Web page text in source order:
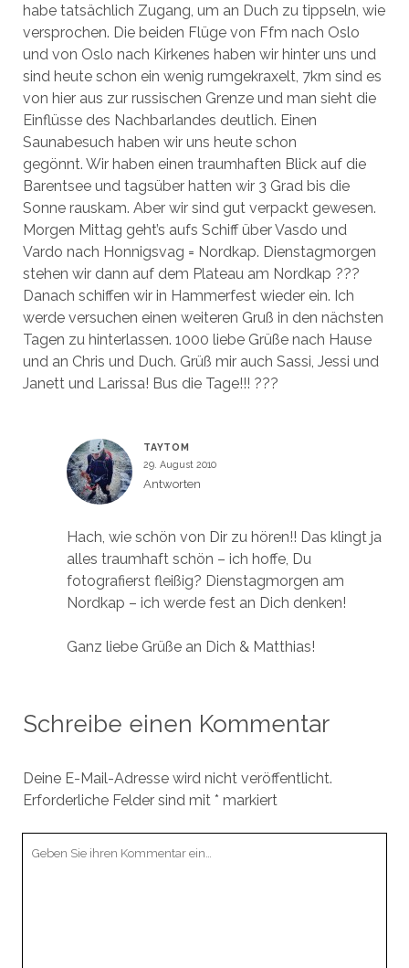
habe tatsächlich Zugang, um an Duch zu tippseln, wie
versprochen. Die beiden Flüge von Ffm nach Oslo
und von Oslo nach Kirkenes haben wir hinter uns und
sind heute schon ein wenig rumgekraxelt, 7km sind es
von hier aus zur russischen Grenze und man sieht die
Einflüsse des Nachbarlandes deutlich. Einen
Saunabesuch haben wir uns heute schon
gegönnt. Wir haben einen traumhaften Blick auf die
Barentsee und tagsüber hatten wir 3 Grad bis die
Sonne rauskam. Aber wir sind gut verpackt gewesen.
Morgen Mittag geht’s aufs Schiff über Vasdo und
Vardo nach Honnigsvag = Nordkap. Dienstagmorgen
stehen wir dann auf dem Plateau am Nordkap ???
Danach schiffen wir in Hammerfest wieder ein. Ich
werde versuchen einen weiteren Gruß in den nächsten
Tagen zu hinterlassen. 1000 liebe Grüße nach Hause
und an Chris und Duch. Grüß mir auch Sassi, Jessi und
Janett und Larissa! Bus die Tage!!! ???
TAYTOM
29. August 2010
Antworten
Hach, wie schön von Dir zu hören!! Das klingt ja
alles traumhaft schön – ich hoffe, Du
fotografierst fleißig? Dienstagmorgen am
Nordkap – ich werde fest an Dich denken!
Ganz liebe Grüße an Dich & Matthias!
Schreibe einen Kommentar
Deine E-Mail-Adresse wird nicht veröffentlicht.
Erforderliche Felder sind mit * markiert